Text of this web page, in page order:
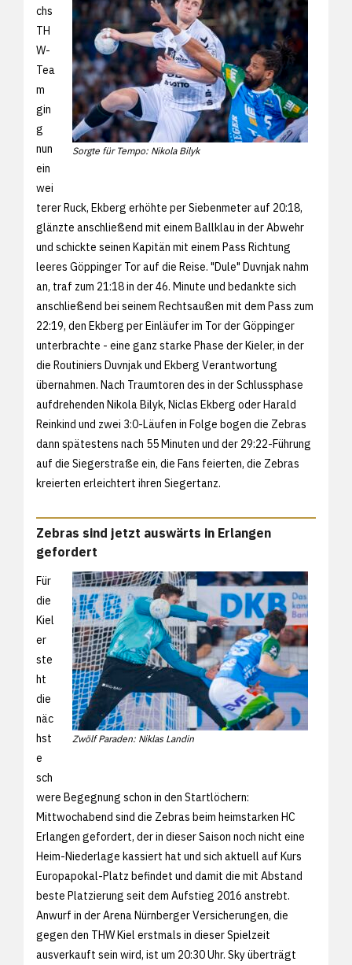
Sorgte für Tempo: Nikola Bilyk
chs
TH
W-
Tea
m
gin
g
nun
ein
wei
terer Ruck, Ekberg erhöhte per Siebenmeter auf 20:18,
glänzte anschließend mit einem Ballklau in der Abwehr
und schickte seinen Kapitän mit einem Pass Richtung
leeres Göppinger Tor auf die Reise. "Dule" Duvnjak nahm
an, traf zum 21:18 in der 46. Minute und bedankte sich
anschließend bei seinem Rechtsaußen mit dem Pass zum
22:19, den Ekberg per Einläufer im Tor der Göppinger
unterbrachte - eine ganz starke Phase der Kieler, in der
die Routiniers Duvnjak und Ekberg Verantwortung
übernahmen. Nach Traumtoren des in der Schlussphase
aufdrehenden Nikola Bilyk, Niclas Ekberg oder Harald
Reinkind und zwei 3:0-Läufen in Folge bogen die Zebras
dann spätestens nach 55 Minuten und der 29:22-Führung
auf die Siegerstraße ein, die Fans feierten, die Zebras
kreierten erleichtert ihren Siegertanz.
Zebras sind jetzt auswärts in Erlangen
gefordert
Zwölf Paraden: Niklas Landin
Für
die
Kiel
er
ste
ht
die
näc
hst
e
sch
were Begegnung schon in den Startlöchern:
Mittwochabend sind die Zebras beim heimstarken HC
Erlangen gefordert, der in dieser Saison noch nicht eine
Heim-Niederlage kassiert hat und sich aktuell auf Kurs
Europapokal-Platz befindet und damit die mit Abstand
beste Platzierung seit dem Aufstieg 2016 anstrebt.
Anwurf in der Arena Nürnberger Versicherungen, die
gegen den THW Kiel erstmals in dieser Spielzeit
ausverkauft sein wird, ist um 20:30 Uhr. Sky überträgt